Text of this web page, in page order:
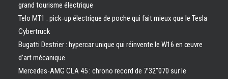
grand tourisme électrique
Telo MT1 : pick‑up électrique de poche qui fait mieux que le Tesla
Cybertruck
Bugatti Destrier : hypercar unique qui réinvente le W16 en œuvre
d’art mécanique
Mercedes-AMG CLA 45 : chrono record de 7’32″070 sur le